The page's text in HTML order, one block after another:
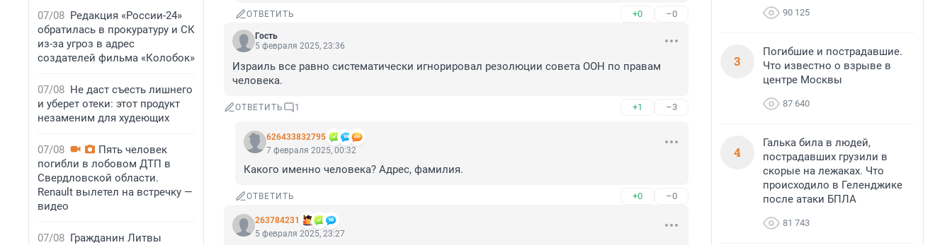
07/08 Редакция «России-24»
обратилась в прокуратуру и СК
из-за угроз в адрес
создателей фильма «Колобок»
07/08 Не даст съесть лишнего
и уберет отеки: этот продукт
незаменим для худеющих
07/08
Пять человек
погибли в лобовом ДТП в
Свердловской области.
Renault вылетел на встречку —
видео
07/08 Гражданин Литвы
ОТВЕТИТЬ +0 –0
Гость
5 февраля 2025, 23:36
Израиль все равно систематически игнорировал резолюции совета ООН по правам
человека.
ОТВЕТИТЬ 1 +1 –3
626433832795
7 февраля 2025, 00:32
Какого именно человека? Адрес, фамилия.
ОТВЕТИТЬ +0 –0
263784231
5 февраля 2025, 23:27
90 125
3
Погибшие и пострадавшие.
Что известно о взрыве в
центре Москвы
87 640
4
Галька била в людей,
пострадавших грузили в
скорые на лежаках. Что
происходило в Геленджике
после атаки БПЛА
81 743